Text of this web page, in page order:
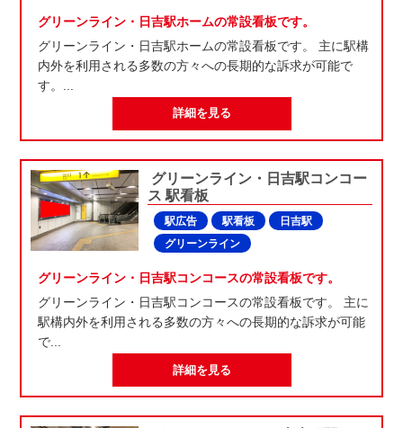
グリーンライン・日吉駅ホームの常設看板です。
グリーンライン・日吉駅ホームの常設看板です。 主に駅構
内外を利用される多数の方々への長期的な訴求が可能で
す。...
詳細を見る
グリーンライン・日吉駅コンコー
ス 駅看板
駅広告 駅看板
日吉駅
グリーンライン
グリーンライン・日吉駅コンコースの常設看板です。
グリーンライン・日吉駅コンコースの常設看板です。 主に
駅構内外を利用される多数の方々への長期的な訴求が可能
で...
詳細を見る